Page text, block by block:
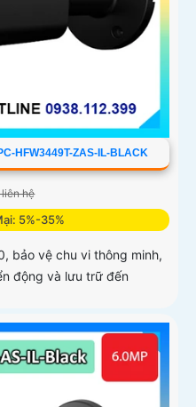
HFW3449T-ZAS-IL-BLACK
liên hệ
5%-35%
bảo vệ chu vi thông minh,
động và lưu trữ đến